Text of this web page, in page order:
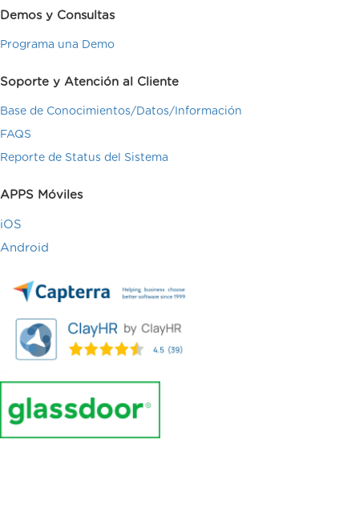
Demos y Consultas
Programa una Demo
Soporte y Atención al Cliente
Base de Conocimientos/Datos/Información
FAQS
Reporte de Status del Sistema
APPS Móviles
iOS
Android